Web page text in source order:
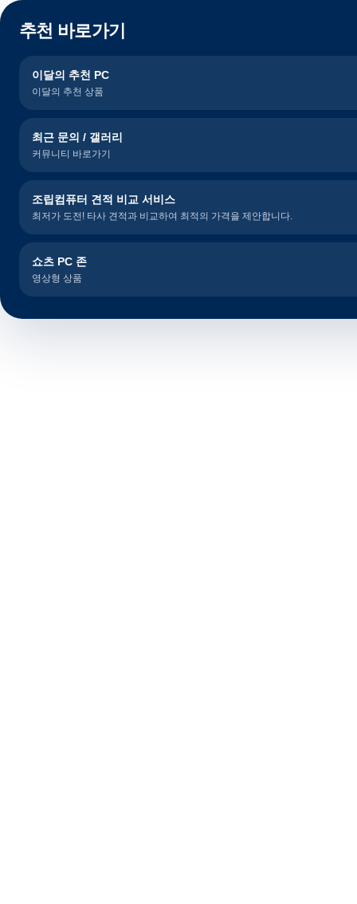
추천 바로가기
이달의 추천 PC
이달의 추천 상품
최근 문의 / 갤러리
커뮤니티 바로가기
조립컴퓨터 견적 비교 서비스
최저가 도전! 타사 견적과 비교하여 최적의 가격을 제안합니다.
쇼츠 PC 존
영상형 상품